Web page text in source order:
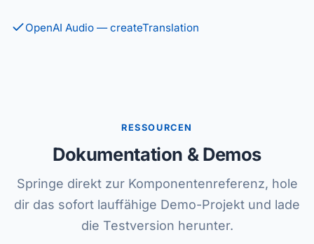
OpenAI Audio — createTranslation
RESSOURCEN
Dokumentation & Demos
Springe direkt zur Komponentenreferenz, hole
dir das sofort lauffähige Demo-Projekt und lade
die Testversion herunter.